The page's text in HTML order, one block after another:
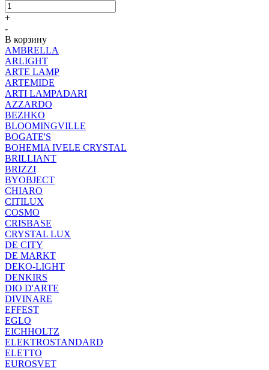
+
-
В корзину
AMBRELLA
ARLIGHT
ARTE LAMP
ARTEMIDE
ARTI LAMPADARI
AZZARDO
BEZHKO
BLOOMINGVILLE
BOGATE'S
BOHEMIA IVELE CRYSTAL
BRILLIANT
BRIZZI
BYOBJECT
CHIARO
CITILUX
COSMO
CRISBASE
CRYSTAL LUX
DE CITY
DE MARKT
DEKO-LIGHT
DENKIRS
DIO D'ARTE
DIVINARE
EFFEST
EGLO
EICHHOLTZ
ELEKTROSTANDARD
ELETTO
EUROSVET